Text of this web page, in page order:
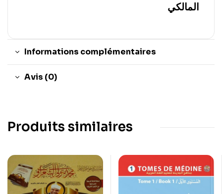
المالكي
Informations complémentaires
Avis (0)
Produits similaires